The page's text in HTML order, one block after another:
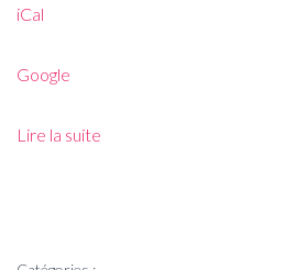
iCal
Google
Lire la suite